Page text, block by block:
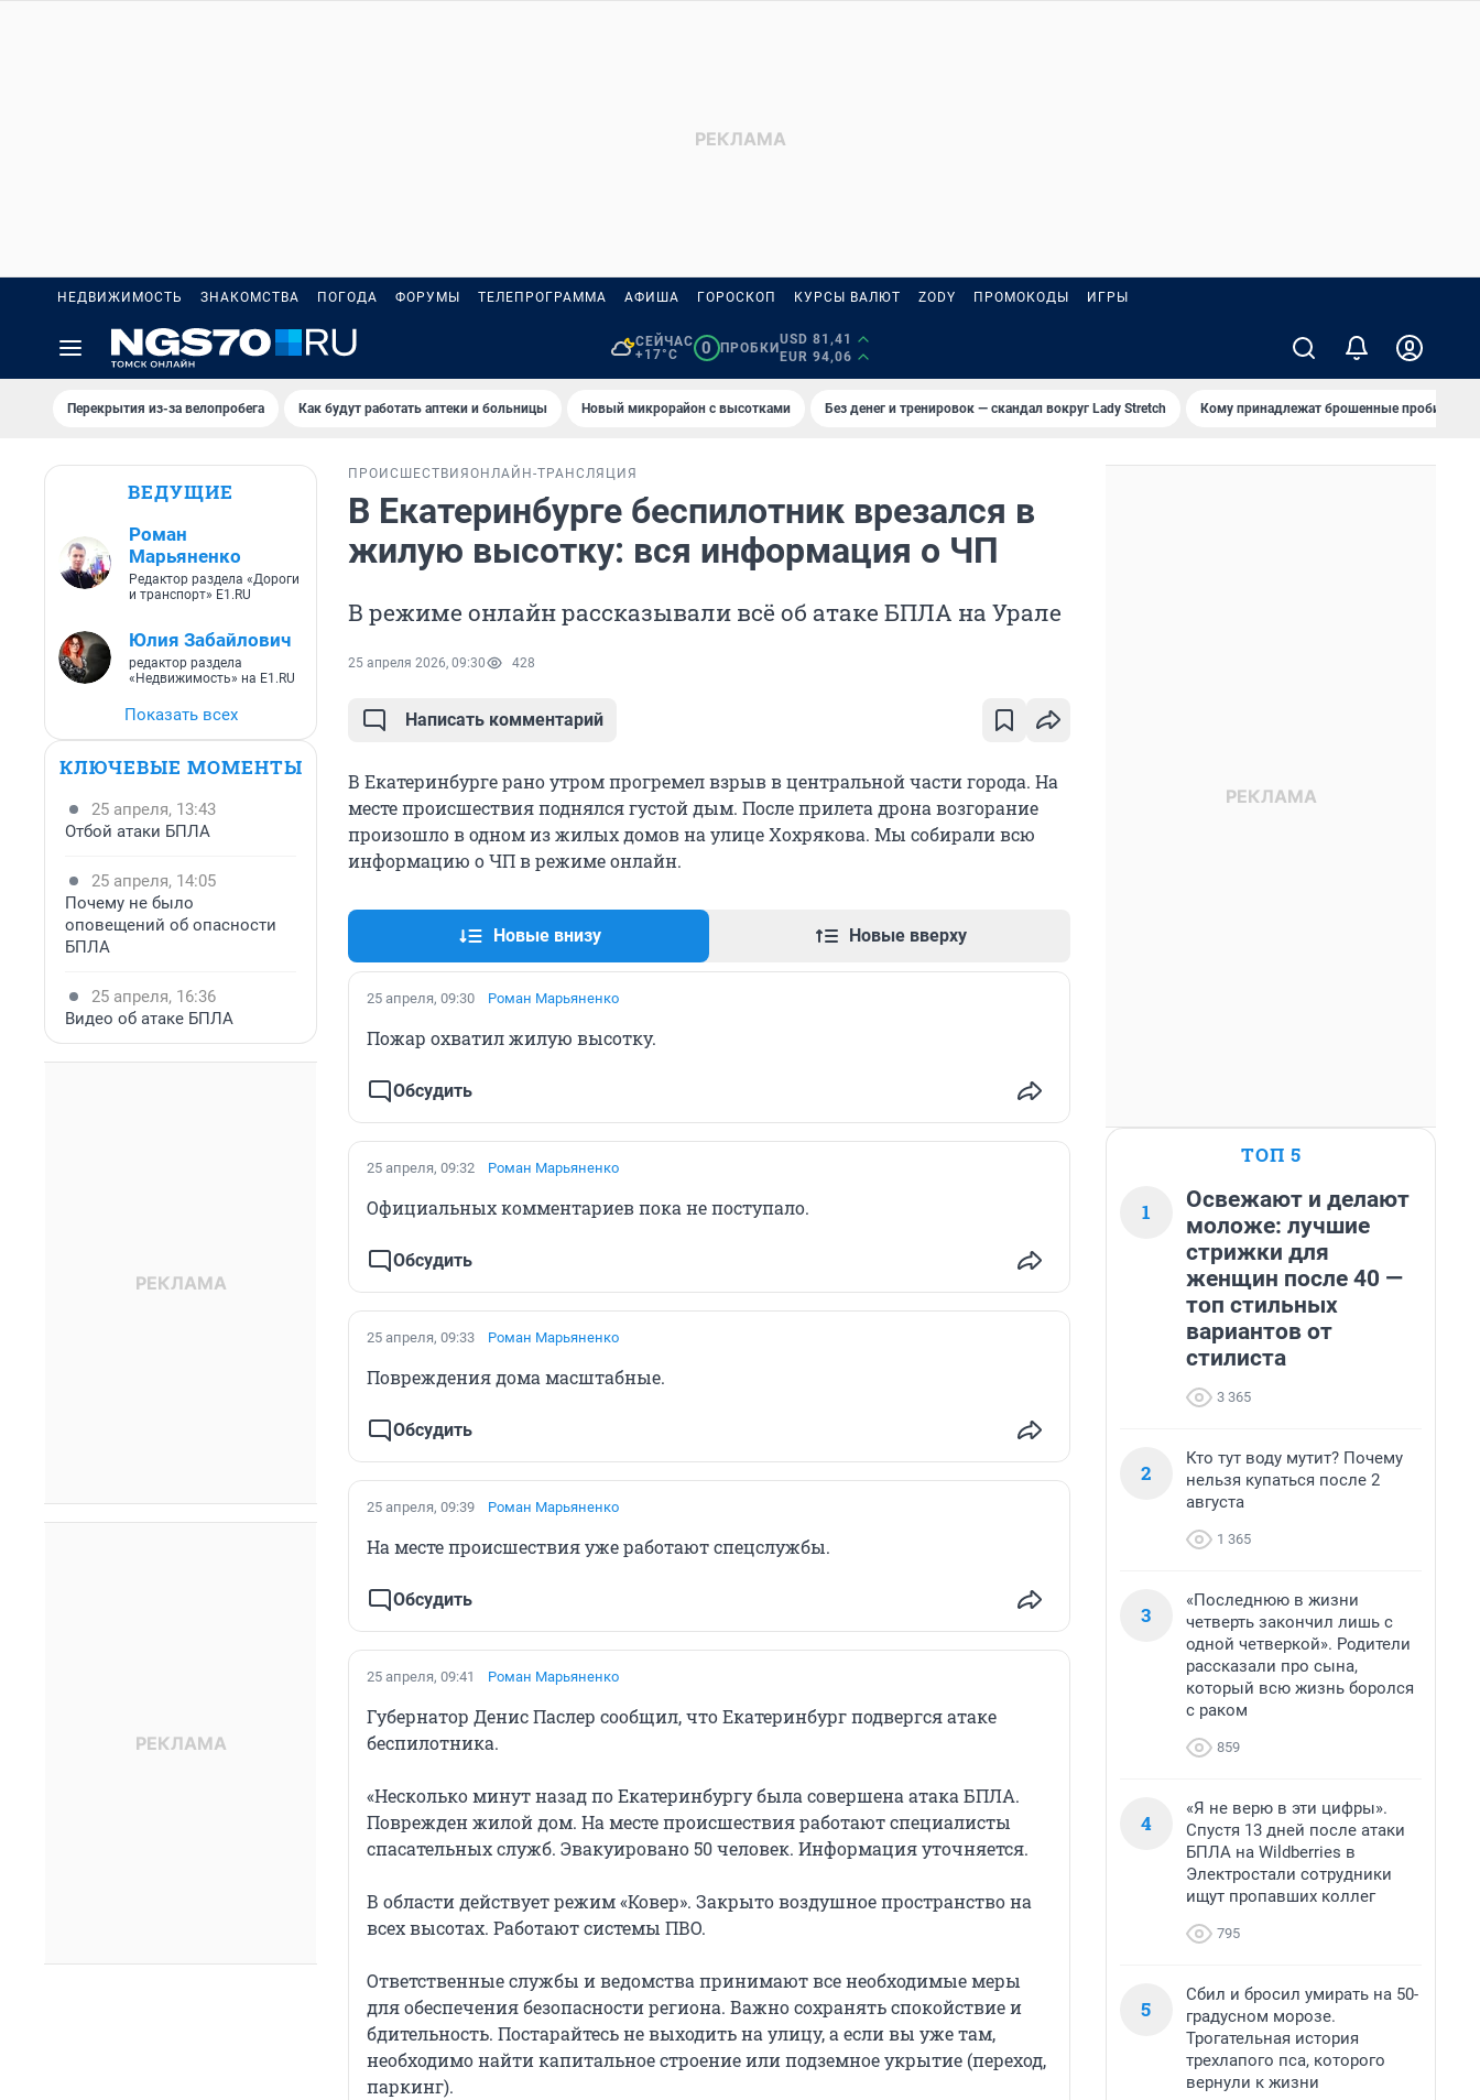
НЕДВИЖИМОСТЬ ЗНАКОМСТВА ПОГОДА ФОРУМЫ ТЕЛЕПРОГРАММА АФИША ГОРОСКОП КУРСЫ ВАЛЮТ ZODY ПРОМОКОДЫ ИГРЫ
СЕЙЧАС
+17°C
0 ПРОБКИ
USD 81,41
EUR 94,06
Перекрытия из-за велопробега Как будут работать аптеки и больницы Новый микрорайон с высотками Без денег и тренировок — скандал вокруг Lady Stretch Кому принадлежат брошенные пробирки?
ВЕДУЩИЕ
Роман
Марьяненко
Редактор раздела «Дороги
и транспорт» E1.RU
Юлия Забайлович
редактор раздела
«Недвижимость» на E1.RU
Показать всех
КЛЮЧЕВЫЕ МОМЕНТЫ
25 апреля, 13:43
Отбой атаки БПЛА
25 апреля, 14:05
Почему не было
оповещений об опасности
БПЛА
25 апреля, 16:36
Видео об атаке БПЛА
ПРОИСШЕСТВИЯ ОНЛАЙН-ТРАНСЛЯЦИЯ
В Екатеринбурге беспилотник врезался в
жилую высотку: вся информация о ЧП
В режиме онлайн рассказывали всё об атаке БПЛА на Урале
25 апреля 2026, 09:30 428
Написать комментарий
В Екатеринбурге рано утром прогремел взрыв в центральной части города. На
месте происшествия поднялся густой дым. После прилета дрона возгорание
произошло в одном из жилых домов на улице Хохрякова. Мы собирали всю
информацию о ЧП в режиме онлайн.
Новые внизу Новые вверху
25 апреля, 09:30 Роман Марьяненко
Пожар охватил жилую высотку.
Обсудить
25 апреля, 09:32 Роман Марьяненко
Официальных комментариев пока не поступало.
Обсудить
25 апреля, 09:33 Роман Марьяненко
Повреждения дома масштабные.
Обсудить
25 апреля, 09:39 Роман Марьяненко
На месте происшествия уже работают спецслужбы.
Обсудить
25 апреля, 09:41 Роман Марьяненко
Губернатор Денис Паслер сообщил, что Екатеринбург подвергся атаке
беспилотника.
«Несколько минут назад по Екатеринбургу была совершена атака БПЛА.
Поврежден жилой дом. На месте происшествия работают специалисты
спасательных служб. Эвакуировано 50 человек. Информация уточняется.
В области действует режим «Ковер». Закрыто воздушное пространство на
всех высотах. Работают системы ПВО.
Ответственные службы и ведомства принимают все необходимые меры
для обеспечения безопасности региона. Важно сохранять спокойствие и
бдительность. Постарайтесь не выходить на улицу, а если вы уже там,
необходимо найти капитальное строение или подземное укрытие (переход,
паркинг).
ТОП 5
1
Освежают и делают
моложе: лучшие
стрижки для
женщин после 40 —
топ стильных
вариантов от
стилиста
3 365
2
Кто тут воду мутит? Почему
нельзя купаться после 2
августа
1 365
3
«Последнюю в жизни
четверть закончил лишь с
одной четверкой». Родители
рассказали про сына,
который всю жизнь боролся
с раком
859
4
«Я не верю в эти цифры».
Спустя 13 дней после атаки
БПЛА на Wildberries в
Электростали сотрудники
ищут пропавших коллег
795
5
Сбил и бросил умирать на 50-
градусном морозе.
Трогательная история
трехлапого пса, которого
вернули к жизни